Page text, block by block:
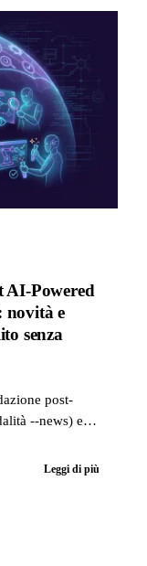
AI-Powered
novità e
senza
post-
--news) e
puntare a un
Leggi di più